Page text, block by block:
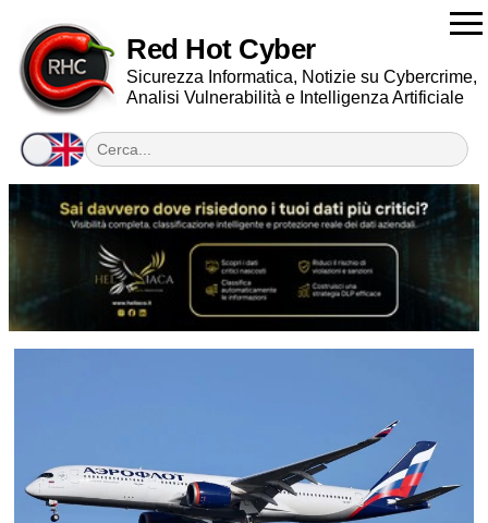
Red Hot Cyber
Sicurezza Informatica, Notizie su Cybercrime,
Analisi Vulnerabilità e Intelligenza Artificiale